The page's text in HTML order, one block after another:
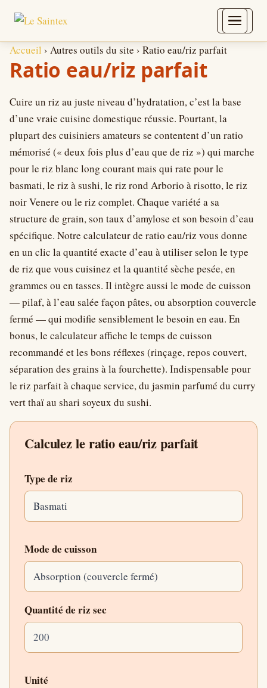
Accueil › Autres outils du site › Ratio eau/riz parfait
Ratio eau/riz parfait
Cuire un riz au juste niveau d’hydratation, c’est la base
d’une vraie cuisine domestique réussie. Pourtant, la
plupart des cuisiniers amateurs se contentent d’un ratio
mémorisé (« deux fois plus d’eau que de riz ») qui marche
pour le riz blanc long courant mais qui rate pour le
basmati, le riz à sushi, le riz rond Arborio à risotto, le riz
noir Venere ou le riz complet. Chaque variété a sa
structure de grain, son taux d’amylose et son besoin d’eau
spécifique. Notre calculateur de ratio eau/riz vous donne
en un clic la quantité exacte d’eau à utiliser selon le type
de riz que vous cuisinez et la quantité sèche pesée, en
grammes ou en tasses. Il intègre aussi le mode de cuisson
— pilaf, à l’eau salée façon pâtes, ou absorption couvercle
fermé — qui modifie sensiblement le besoin en eau. En
bonus, le calculateur affiche le temps de cuisson
recommandé et les bons réflexes (rinçage, repos couvert,
séparation des grains à la fourchette). Indispensable pour
le riz parfait à chaque service, du jasmin parfumé du curry
vert thaï au shari soyeux du sushi.
Calculez le ratio eau/riz parfait
Type de riz
Mode de cuisson
Quantité de riz sec
Unité